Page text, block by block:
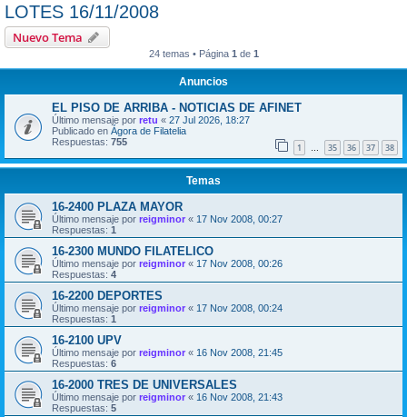
LOTES 16/11/2008
Nuevo Tema
24 temas • Página 1 de 1
Anuncios
EL PISO DE ARRIBA - NOTICIAS DE AFINET
Último mensaje por retu « 27 Jul 2026, 18:27
Publicado en Ágora de Filatelia
Respuestas: 755 1 … 35 36 37 38
Temas
16-2400 PLAZA MAYOR
Último mensaje por reigminor « 17 Nov 2008, 00:27
Respuestas: 1
16-2300 MUNDO FILATELICO
Último mensaje por reigminor « 17 Nov 2008, 00:26
Respuestas: 4
16-2200 DEPORTES
Último mensaje por reigminor « 17 Nov 2008, 00:24
Respuestas: 1
16-2100 UPV
Último mensaje por reigminor « 16 Nov 2008, 21:45
Respuestas: 6
16-2000 TRES DE UNIVERSALES
Último mensaje por reigminor « 16 Nov 2008, 21:43
Respuestas: 5